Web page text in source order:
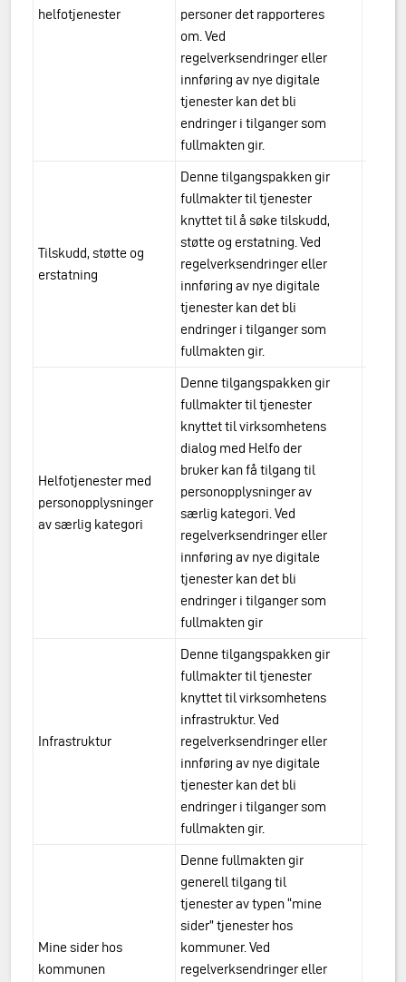
helfotjenester
personer det rapporteres
om. Ved
regelverksendringer eller
innføring av nye digitale
tjenester kan det bli
endringer i tilganger som
fullmakten gir.
Tilskudd, støtte og
erstatning
Denne tilgangspakken gir
fullmakter til tjenester
knyttet til å søke tilskudd,
støtte og erstatning. Ved
regelverksendringer eller
innføring av nye digitale
tjenester kan det bli
endringer i tilganger som
fullmakten gir.
Helfotjenester med
personopplysninger
av særlig kategori
Denne tilgangspakken gir
fullmakter til tjenester
knyttet til virksomhetens
dialog med Helfo der
bruker kan få tilgang til
personopplysninger av
særlig kategori. Ved
regelverksendringer eller
innføring av nye digitale
tjenester kan det bli
endringer i tilganger som
fullmakten gir
Infrastruktur
Denne tilgangspakken gir
fullmakter til tjenester
knyttet til virksomhetens
infrastruktur. Ved
regelverksendringer eller
innføring av nye digitale
tjenester kan det bli
endringer i tilganger som
fullmakten gir.
Mine sider hos
kommunen
Denne fullmakten gir
generell tilgang til
tjenester av typen “mine
sider” tjenester hos
kommuner. Ved
regelverksendringer eller